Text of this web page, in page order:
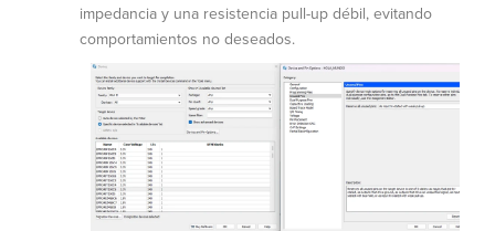
impedancia y una resistencia pull-up débil, evitando
comportamientos no deseados.